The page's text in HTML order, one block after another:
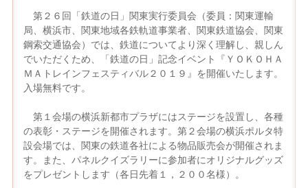
第２６回「鉄道の日」関東実行委員会（委員：関東運輸
局、横浜市、関東地域各鉄軌道事業者、関東鉄道協会、関東
鋼索交通協会）では、鉄道についてより深く理解し、親しん
でいただくため、「鉄道の日」記念イベント『ＹＯＫＯＨＡ
ＭＡトレインフェスティバル２０１９』を開催いたします。
入場無料です。
第１会場の横浜新都市プラザにはステージを設置し、各種
の表彰・ステージを開催されます。第２会場の横浜ポルタ特
設会場では、関東の鉄道各社による物品販売会が開催されま
す。また、パネルクイズラリーに参加者にオリジナルグッズ
をプレゼントします（各日先着１，２００名様）。